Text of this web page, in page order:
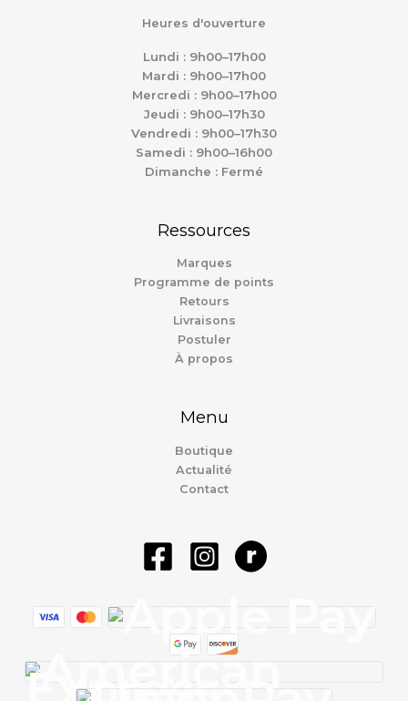
Heures d'ouverture
Lundi : 9h00–17h00
Mardi : 9h00–17h00
Mercredi : 9h00–17h00
Jeudi : 9h00–17h30
Vendredi : 9h00–17h30
Samedi : 9h00–16h00
Dimanche : Fermé
Ressources
Marques
Programme de points
Retours
Livraisons
Postuler
À propos
Menu
Boutique
Actualité
Contact